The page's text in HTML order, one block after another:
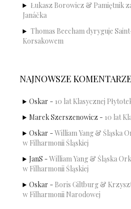
Łukasz Borowicz & Pamiętnik
Janáčka
Thomas Beecham dyryguje
Korsakowem
NAJNOWSZE KOMENTARZE
Oskar - 10 lat Klasycznej
Marek Szerszenowicz - 10 lat
Oskar - William Yang & Śląska
w Filharmonii Śląskiej
JanS - William Yang & Śląska
w Filharmonii Śląskiej
Oskar - Boris Giltburg &
w Filharmonii Narodowej